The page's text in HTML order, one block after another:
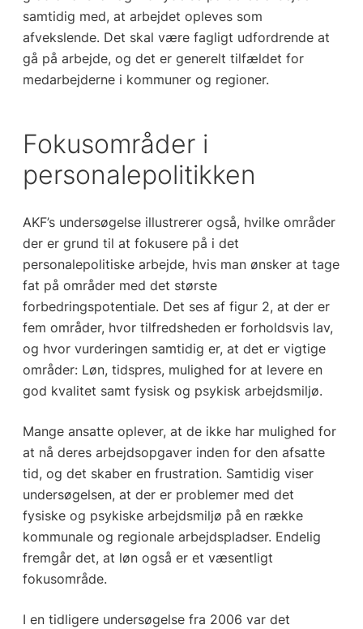
samtidig med, at arbejdet opleves som
afvekslende. Det skal være fagligt udfordrende at
gå på arbejde, og det er generelt tilfældet for
medarbejderne i kommuner og regioner.
Fokusområder i
personalepolitikken
AKF’s undersøgelse illustrerer også, hvilke områder
der er grund til at fokusere på i det
personalepolitiske arbejde, hvis man ønsker at tage
fat på områder med det største
forbedringspotentiale. Det ses af figur 2, at der er
fem områder, hvor tilfredsheden er forholdsvis lav,
og hvor vurderingen samtidig er, at det er vigtige
områder: Løn, tidspres, mulighed for at levere en
god kvalitet samt fysisk og psykisk arbejdsmiljø.
Mange ansatte oplever, at de ikke har mulighed for
at nå deres arbejdsopgaver inden for den afsatte
tid, og det skaber en frustration. Samtidig viser
undersøgelsen, at der er problemer med det
fysiske og psykiske arbejdsmiljø på en række
kommunale og regionale arbejdspladser. Endelig
fremgår det, at løn også er et væsentligt
fokusområde.
I en tidligere undersøgelse fra 2006 var det